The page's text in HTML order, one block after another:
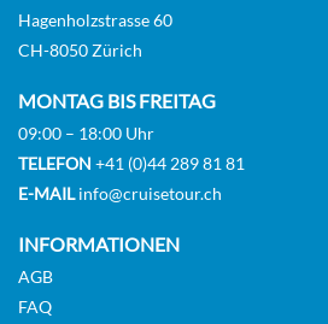
Hagenholzstrasse 60
CH-8050 Zürich
MONTAG BIS FREITAG
09:00 – 18:00 Uhr
TELEFON +41 (0)44 289 81 81
E-MAILinfo@cruisetour.ch
INFORMATIONEN
AGB
FAQ